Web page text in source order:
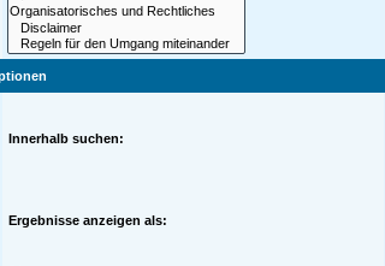
Innerhalb suchen:
Ergebnisse anzeigen als: